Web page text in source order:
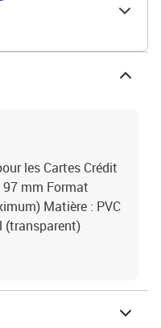
les Cartes Crédit
mm Format
Matière : PVC
(transparent)